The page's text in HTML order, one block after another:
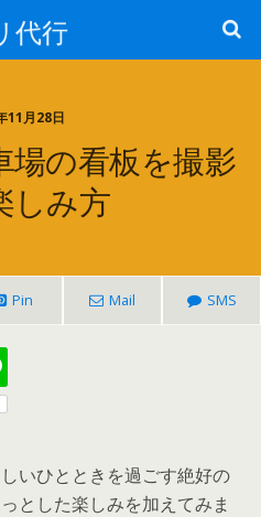
代行
11月28日
場の看板を撮影
しみ方
Pin Mail SMS
いひとときを過ごす絶好の
とした楽しみを加えてみま